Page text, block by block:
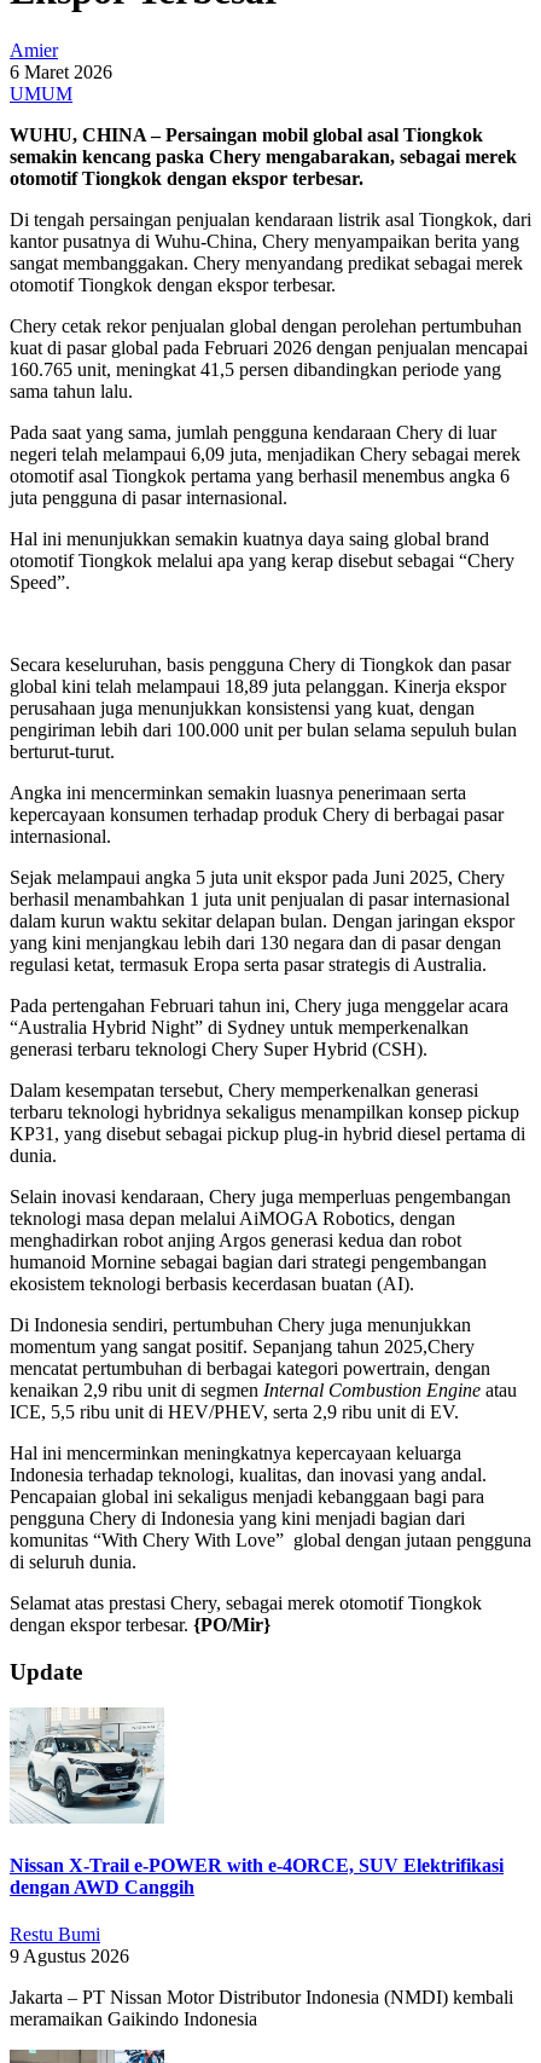
Amier
6 Maret 2026
UMUM
WUHU, CHINA – Persaingan mobil global asal Tiongkok
semakin kencang paska Chery mengabarakan, sebagai merek
otomotif Tiongkok dengan ekspor terbesar.
Di tengah persaingan penjualan kendaraan listrik asal Tiongkok, dari
kantor pusatnya di Wuhu-China, Chery menyampaikan berita yang
sangat membanggakan. Chery menyandang predikat sebagai merek
otomotif Tiongkok dengan ekspor terbesar.
Chery cetak rekor penjualan global dengan perolehan pertumbuhan
kuat di pasar global pada Februari 2026 dengan penjualan mencapai
160.765 unit, meningkat 41,5 persen dibandingkan periode yang
sama tahun lalu.
Pada saat yang sama, jumlah pengguna kendaraan Chery di luar
negeri telah melampaui 6,09 juta, menjadikan Chery sebagai merek
otomotif asal Tiongkok pertama yang berhasil menembus angka 6
juta pengguna di pasar internasional.
Hal ini menunjukkan semakin kuatnya daya saing global brand
otomotif Tiongkok melalui apa yang kerap disebut sebagai “Chery
Speed”.
Secara keseluruhan, basis pengguna Chery di Tiongkok dan pasar
global kini telah melampaui 18,89 juta pelanggan. Kinerja ekspor
perusahaan juga menunjukkan konsistensi yang kuat, dengan
pengiriman lebih dari 100.000 unit per bulan selama sepuluh bulan
berturut-turut.
Angka ini mencerminkan semakin luasnya penerimaan serta
kepercayaan konsumen terhadap produk Chery di berbagai pasar
internasional.
Sejak melampaui angka 5 juta unit ekspor pada Juni 2025, Chery
berhasil menambahkan 1 juta unit penjualan di pasar internasional
dalam kurun waktu sekitar delapan bulan. Dengan jaringan ekspor
yang kini menjangkau lebih dari 130 negara dan di pasar dengan
regulasi ketat, termasuk Eropa serta pasar strategis di Australia.
Pada pertengahan Februari tahun ini, Chery juga menggelar acara
“Australia Hybrid Night” di Sydney untuk memperkenalkan
generasi terbaru teknologi Chery Super Hybrid (CSH).
Dalam kesempatan tersebut, Chery memperkenalkan generasi
terbaru teknologi hybridnya sekaligus menampilkan konsep pickup
KP31, yang disebut sebagai pickup plug-in hybrid diesel pertama di
dunia.
Selain inovasi kendaraan, Chery juga memperluas pengembangan
teknologi masa depan melalui AiMOGA Robotics, dengan
menghadirkan robot anjing Argos generasi kedua dan robot
humanoid Mornine sebagai bagian dari strategi pengembangan
ekosistem teknologi berbasis kecerdasan buatan (AI).
Di Indonesia sendiri, pertumbuhan Chery juga menunjukkan
momentum yang sangat positif. Sepanjang tahun 2025,Chery
mencatat pertumbuhan di berbagai kategori powertrain, dengan
kenaikan 2,9 ribu unit di segmen Internal Combustion Engine atau
ICE, 5,5 ribu unit di HEV/PHEV, serta 2,9 ribu unit di EV.
Hal ini mencerminkan meningkatnya kepercayaan keluarga
Indonesia terhadap teknologi, kualitas, dan inovasi yang andal.
Pencapaian global ini sekaligus menjadi kebanggaan bagi para
pengguna Chery di Indonesia yang kini menjadi bagian dari
komunitas “With Chery With Love” global dengan jutaan pengguna
di seluruh dunia.
Selamat atas prestasi Chery, sebagai merek otomotif Tiongkok
dengan ekspor terbesar. {PO/Mir}
2026-
03-
06
Update
Nissan X-Trail e-POWER with e-4ORCE, SUV Elektrifikasi
dengan AWD Canggih
Restu Bumi
9 Agustus 2026
Jakarta – PT Nissan Motor Distributor Indonesia (NMDI) kembali
meramaikan Gaikindo Indonesia